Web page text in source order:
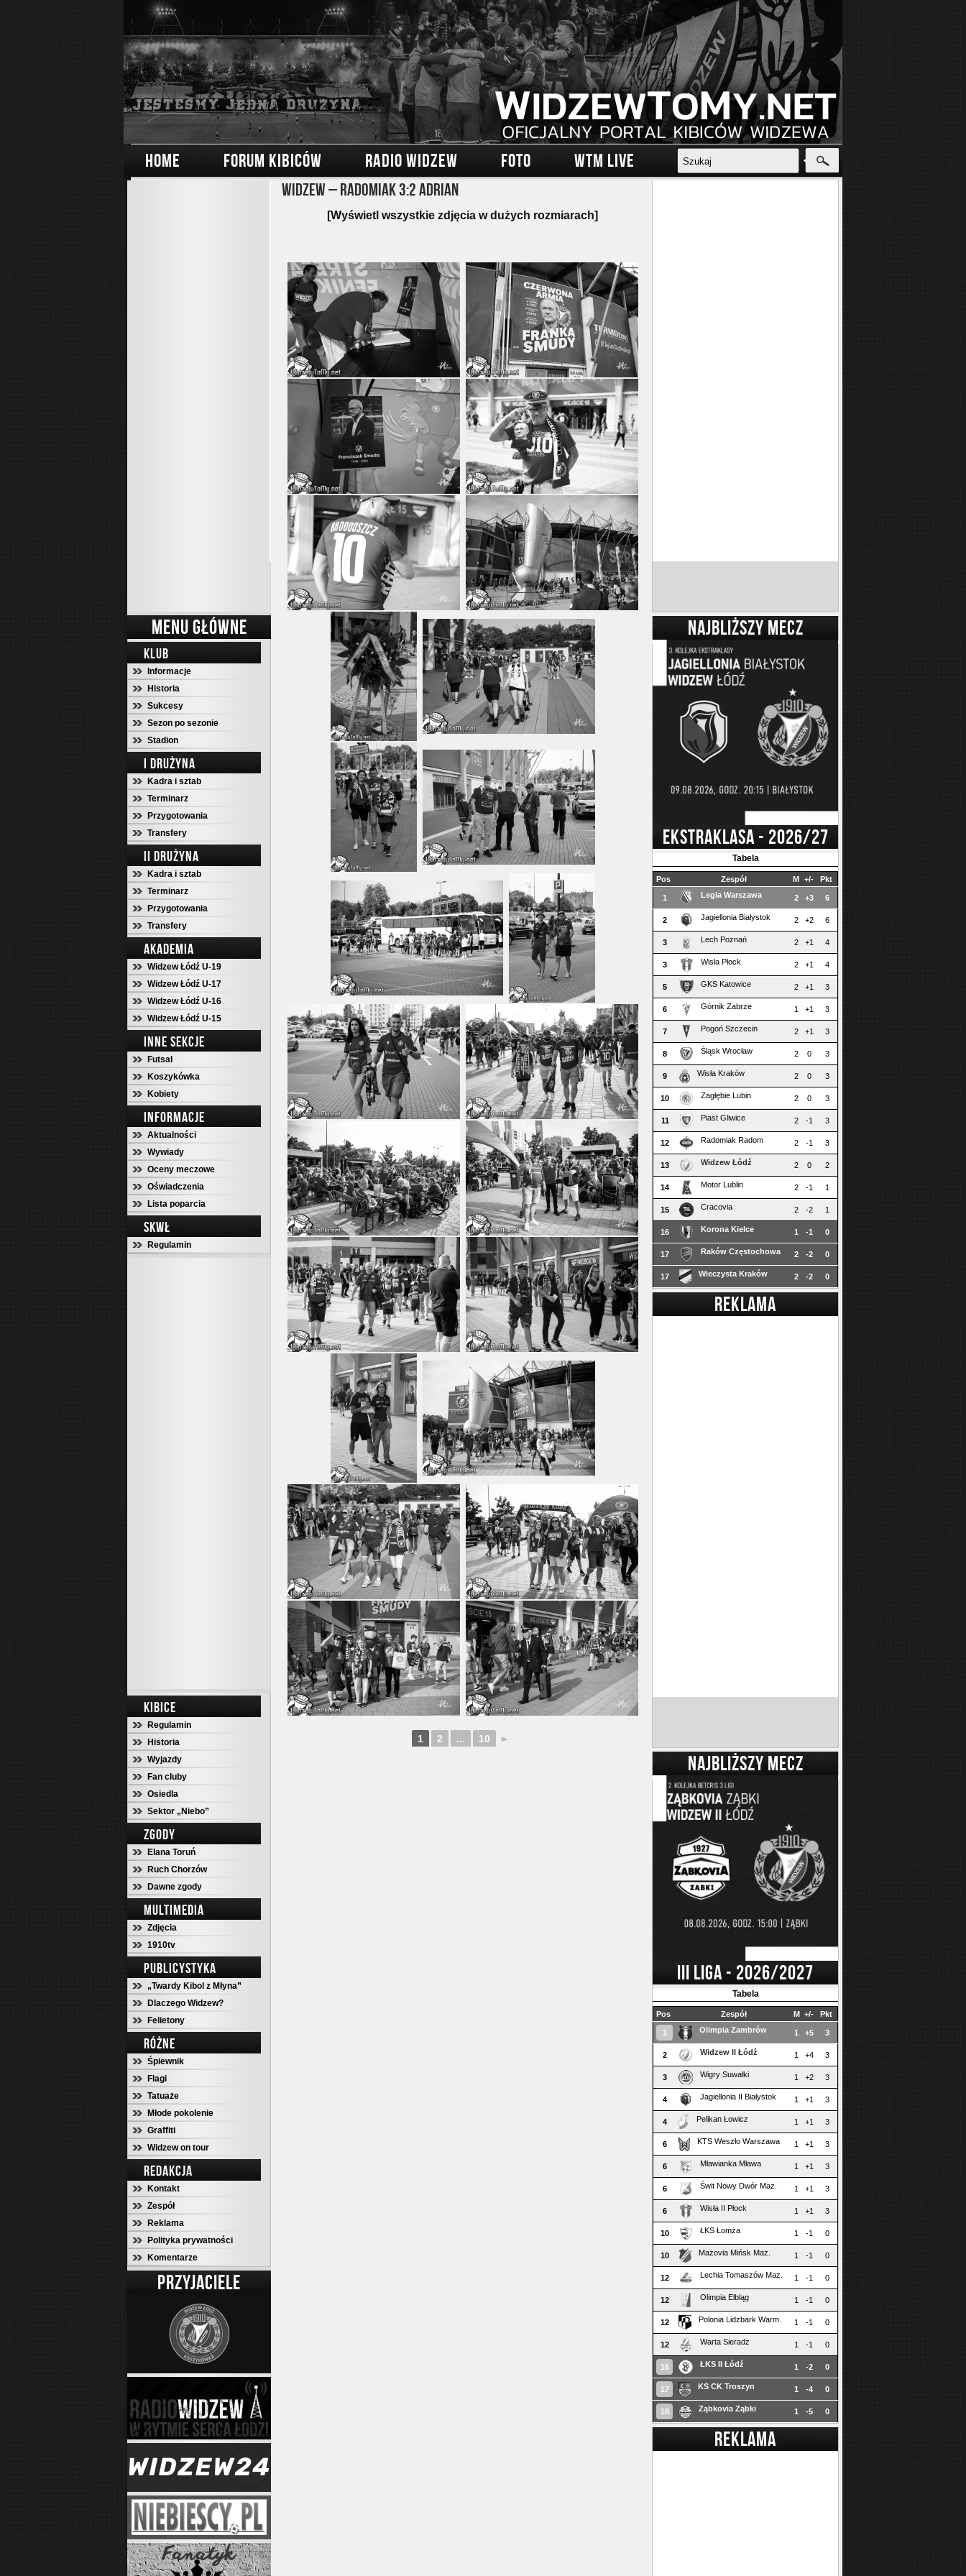
HOME FORUM KIBICÓW RADIO WIDZEW FOTO WTM LIVE
MENU GŁÓWNE
KLUB
Informacje
Historia
Sukcesy
Sezon po sezonie
Stadion
I DRUŻYNA
Kadra i sztab
Terminarz
Przygotowania
Transfery
II DRUŻYNA
Kadra i sztab
Terminarz
Przygotowania
Transfery
AKADEMIA
Widzew Łódź U-19
Widzew Łódź U-17
Widzew Łódź U-16
Widzew Łódź U-15
INNE SEKCJE
Futsal
Koszykówka
Kobiety
INFORMACJE
Aktualności
Wywiady
Oceny meczowe
Oświadczenia
Lista poparcia
SKWŁ
Regulamin
KIBICE
Regulamin
Historia
Wyjazdy
Fan cluby
Osiedla
Sektor „Niebo”
ZGODY
Elana Toruń
Ruch Chorzów
Dawne zgody
MULTIMEDIA
Zdjęcia
1910tv
PUBLICYSTYKA
„Twardy Kibol z Młyna”
Dlaczego Widzew?
Felietony
RÓŻNE
Śpiewnik
Flagi
Tatuaże
Młode pokolenie
Graffiti
Widzew on tour
REDAKCJA
Kontakt
Zespół
Reklama
Polityka prywatności
Komentarze
PRZYJACIELE
Widzew – Radomiak 3:2 Adrian
[Wyświetl wszystkie zdjęcia w dużych rozmiarach]
1 2 ... 10 ►
NAJBLIŻSZY MECZ
EKSTRAKLASA - 2026/27
Tabela
Pos Zespół M +/- Pkt
1 Legia Warszawa 2 +3 6
2 Jagiellonia Białystok 2 +2 6
3 Lech Poznań 2 +1 4
3 Wisła Płock 2 +1 4
5 GKS Katowice 2 +1 3
6 Górnik Zabrze 1 +1 3
7 Pogoń Szczecin 2 +1 3
8 Śląsk Wrocław 2 0 3
9 Wisła Kraków 2 0 3
10 Zagłębie Lubin 2 0 3
11 Piast Gliwice 2 -1 3
12 Radomiak Radom 2 -1 3
13 Widzew Łódź 2 0 2
14 Motor Lublin 2 -1 1
15 Cracovia 2 -2 1
16 Korona Kielce 1 -1 0
17 Raków Częstochowa 2 -2 0
17 Wieczysta Kraków 2 -2 0
REKLAMA
NAJBLIŻSZY MECZ
III LIGA - 2026/2027
Tabela
Pos Zespół M +/- Pkt
1 Olimpia Zambrów 1 +5 3
2 Widzew II Łódź 1 +4 3
3 Wigry Suwałki 1 +2 3
4 Jagiellonia II Białystok 1 +1 3
4 Pelikan Łowicz 1 +1 3
6 KTS Weszło Warszawa 1 +1 3
6 Mławianka Mława 1 +1 3
6 Świt Nowy Dwór Maz. 1 +1 3
6 Wisła II Płock 1 +1 3
10 ŁKS Łomża 1 -1 0
10 Mazovia Mińsk Maz. 1 -1 0
12 Lechia Tomaszów Maz. 1 -1 0
12 Olimpia Elbląg 1 -1 0
12 Polonia Lidzbark Warm. 1 -1 0
12 Warta Sieradz 1 -1 0
16 ŁKS II Łódź 1 -2 0
17 KS CK Troszyn 1 -4 0
18 Ząbkovia Ząbki 1 -5 0
REKLAMA